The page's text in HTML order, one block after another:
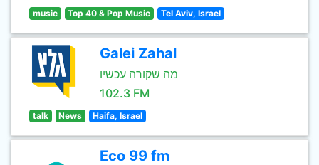
music Top 40 & Pop Music Tel Aviv, Israel
Galei Zahal
מה שקורה עכשיו
102.3 FM
talk News Haifa, Israel
Eco 99 fm